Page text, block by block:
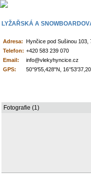
LYŽAŘSKÁ A
Adresa: Hynčice pod Sušinou 103,
Telefon: +420 583 239 070
Email:
info@vlekyhyncice.cz
GPS:
50°9'55,428"N,
Fotografie (1)